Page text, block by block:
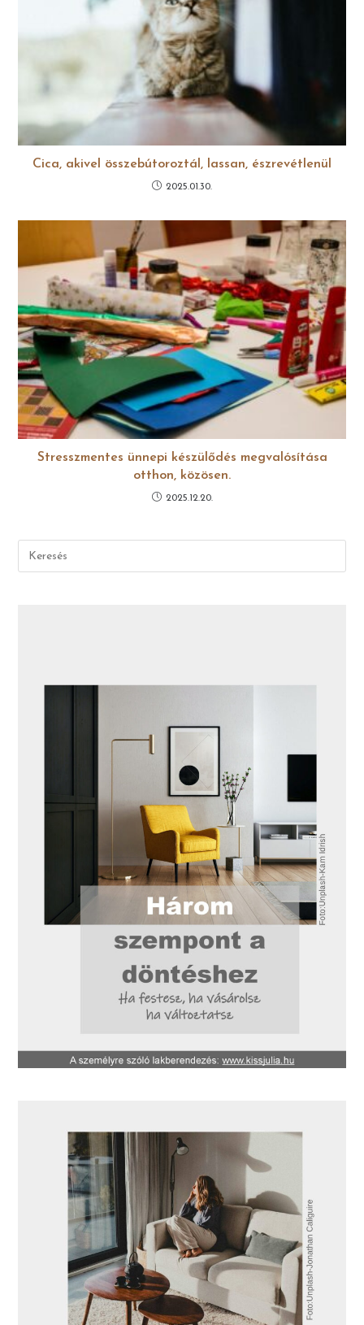
Cica, akivel összebútoroztál, lassan, észrevétlenül
2025.01.30.
Stresszmentes ünnepi készülődés megvalósítása
otthon, közösen.
2025.12.20.